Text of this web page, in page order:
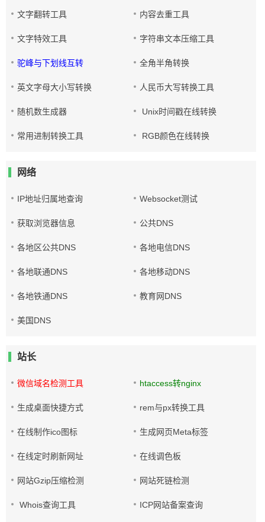
文字翻转工具 内容去重工具
文字特效工具 字符串文本压缩工具
驼峰与下划线互转 全角半角转换
英文字母大小写转换 人民币大写转换工具
随机数生成器 Unix时间戳在线转换
常用进制转换工具 RGB颜色在线转换
网络
IP地址归属地查询 Websocket测试
获取浏览器信息 公共DNS
各地区公共DNS 各地电信DNS
各地联通DNS 各地移动DNS
各地铁通DNS 教育网DNS
美国DNS
站长
微信域名检测工具 htaccess转nginx
生成桌面快捷方式 rem与px转换工具
在线制作ico图标 生成网页Meta标签
在线定时刷新网址 在线调色板
网站Gzip压缩检测 网站死链检测
Whois查询工具 ICP网站备案查询